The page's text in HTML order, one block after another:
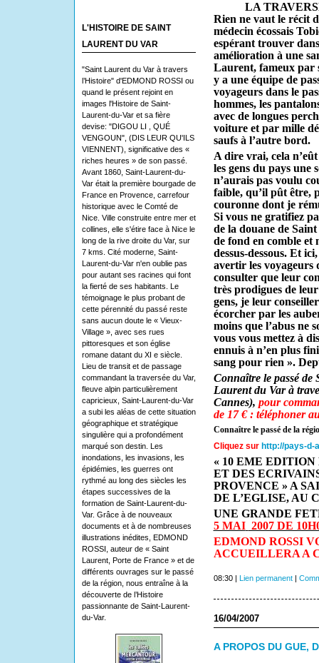
L'HISTOIRE DE SAINT
LAURENT DU VAR
"Saint Laurent du Var à travers
l’Histoire" d'EDMOND ROSSI ou
quand le présent rejoint en
images l'Histoire de Saint-
Laurent-du-Var et sa fière
devise: "DIGOU LI , QUÉ
VENGOUN", (DIS LEUR QU'ILS
VIENNENT), significative des «
riches heures » de son passé.
Avant 1860, Saint-Laurent-du-
Var était la première bourgade de
France en Provence, carrefour
historique avec le Comté de
Nice. Ville construite entre mer et
collines, elle s'étire face à Nice le
long de la rive droite du Var, sur
7 kms. Cité moderne, Saint-
Laurent-du-Var n'en oublie pas
pour autant ses racines qui font
la fierté de ses habitants. Le
témoignage le plus probant de
cette pérennité du passé reste
sans aucun doute le « Vieux-
Village », avec ses rues
pittoresques et son église
romane datant du XI e siècle.
Lieu de transit et de passage
commandant la traversée du Var,
fleuve alpin particulièrement
capricieux, Saint-Laurent-du-Var
a subi les aléas de cette situation
géographique et stratégique
singulière qui a profondément
marqué son destin. Les
inondations, les invasions, les
épidémies, les guerres ont
rythmé au long des siècles les
étapes successives de la
formation de Saint-Laurent-du-
Var. Grâce à de nouveaux
documents et à de nombreuses
illustrations inédites, EDMOND
ROSSI, auteur de « Saint
Laurent, Porte de France » et de
différents ouvrages sur le passé
de la région, nous entraîne à la
découverte de l’Histoire
passionnante de Saint-Laurent-
du-Var.
LA
Rien ne vaut le récit
médecin écossais
espérant trouver
amélioration à une
Laurent, fameux par
y a une équipe de
voyageurs dans le
hommes, les
avec de longues
voiture et par mille
saufs à l’autre bord.
A dire vrai, cela n’eût
les gens du pays une
n’aurais pas voulu
faible, qu’il pût être,
couronne dont je
Si vous ne gratifiez
de la douane de
de fond en comble et
dessus-dessous. Et
avertir les voyageurs
consulter que leur
très prodigues de
gens, je leur
écorcher par les
moins que l’abus ne
vous vous mettez à
ennuis à n’en plus
sang pour rien ».
Connaître le passé
Laurent du Var à
Cannes), pour
de 17 € : téléphoner
Connaître le passé de la
Cliquez sur http://pays-d-
« 10 EME
ET DES
PROVENCE » A
DE L’EGLISE, AU
UNE GRANDE
5 MAI 2007 DE
EDMOND ROSSI
ACCUEILLERA A
08:30 | Lien permanent|
16/04/2007
A PROPOS DU GUE,